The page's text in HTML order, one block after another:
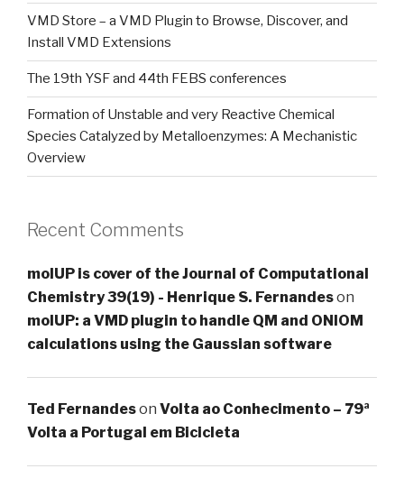
VMD Store – a VMD Plugin to Browse, Discover, and
Install VMD Extensions
The 19th YSF and 44th FEBS conferences
Formation of Unstable and very Reactive Chemical
Species Catalyzed by Metalloenzymes: A Mechanistic
Overview
Recent Comments
molUP is cover of the Journal of Computational
Chemistry 39(19) - Henrique S. Fernandeson
molUP: a VMD plugin to handle QM and ONIOM
calculations using the Gaussian software
Ted Fernandeson Volta ao Conhecimento – 79ª
Volta a Portugal em Bicicleta